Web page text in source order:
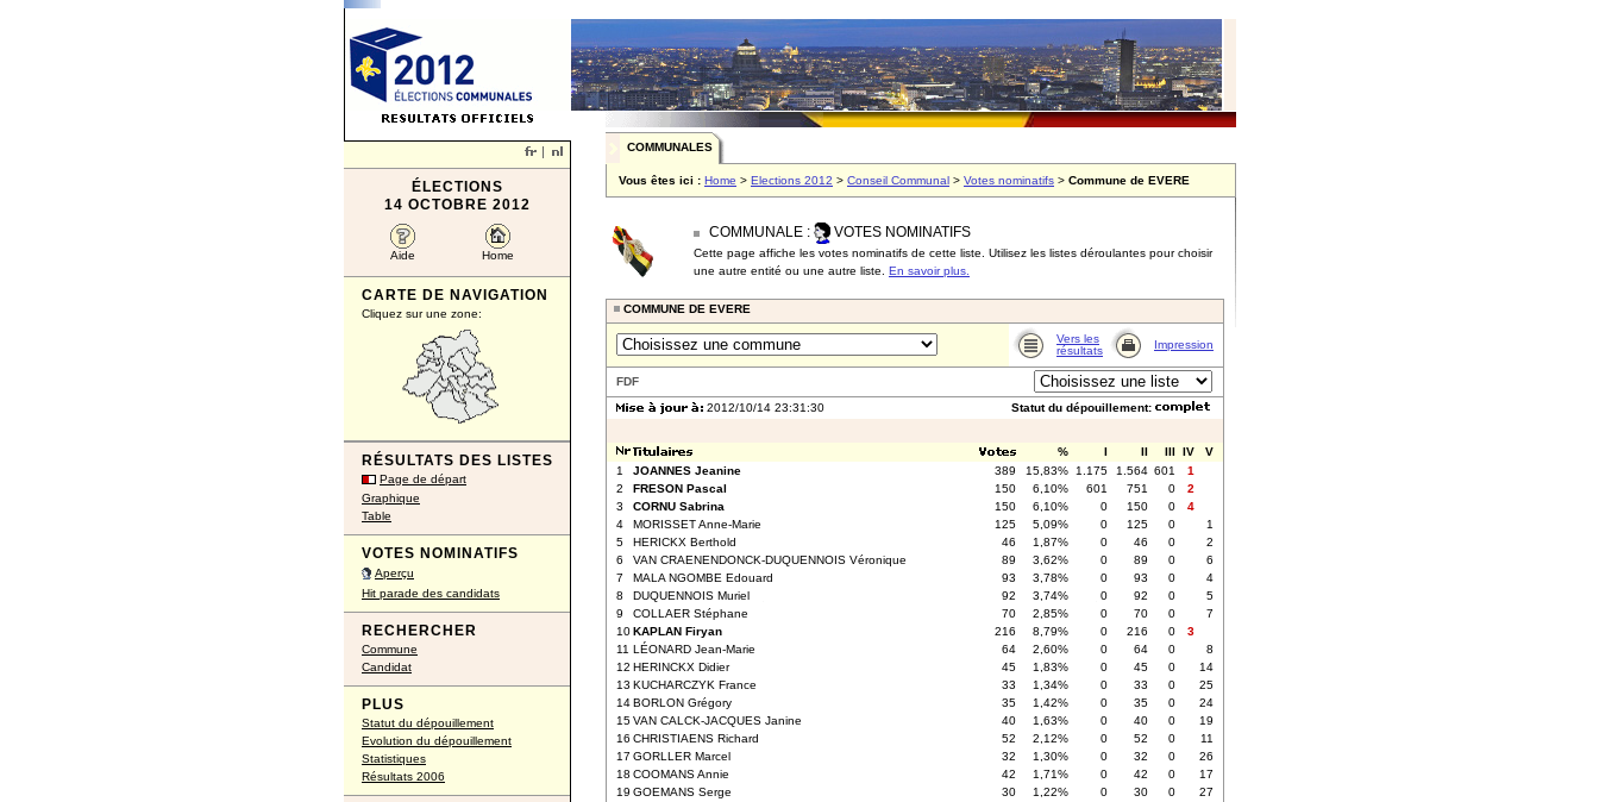
ÉLECTIONS
14 OCTOBRE 2012
Aide Home
CARTE DE NAVIGATION
Cliquez sur une zone:
RÉSULTATS DES LISTES
Page de départ
Graphique
Table
VOTES NOMINATIFS
Aperçu
Hit parade des candidats
RECHERCHER
Commune
Candidat
PLUS
Statut du dépouillement
Evolution du dépouillement
Statistiques
Résultats 2006
COMMUNALES
Vous êtes ici : Home > Elections 2012 > Conseil Communal > Votes nominatifs > Commune de EVERE
COMMUNALE : VOTES NOMINATIFS
Cette page affiche les votes nominatifs de cette liste. Utilisez les listes déroulantes pour choisir
une autre entité ou une autre liste. En savoir plus.
COMMUNE DE EVERE
Vers les
résultats
Impression
FDF
2012/10/14 23:31:30
Statut du dépouillement:
% I II III IV
V
1
JOANNES Jeanine 389 15,83% 1.175 1.564 601
1
2
FRESON Pascal 150 6,10% 601 751 0
2
3
CORNU Sabrina 150 6,10% 0 150 0
4
4
MORISSET Anne-Marie 125 5,09% 0 125 0
1
5
HERICKX Berthold 46 1,87% 0 46 0
2
6
VAN CRAENENDONCK-DUQUENNOIS Véronique 89 3,62% 0 89 0
6
7
MALA NGOMBE Edouard 93 3,78% 0 93 0
4
8
DUQUENNOIS Muriel 92 3,74% 0 92 0
5
9
COLLAER Stéphane 70 2,85% 0 70 0
7
10KAPLAN Firyan 216 8,79% 0 216 0
3
11 LÉONARD Jean-Marie 64 2,60% 0 64 0
8
12 HERINCKX Didier 45 1,83% 0 45 0
14
13 KUCHARCZYK France 33 1,34% 0 33 0
25
14BORLON Grégory 35 1,42% 0 35 0
24
15VAN CALCK-JACQUES Janine 40 1,63% 0 40 0
19
16 CHRISTIAENS Richard 52 2,12% 0 52 0
11
17 GORLLER Marcel 32 1,30% 0 32 0
26
18 COOMANS Annie 42 1,71% 0 42 0
17
19 GOEMANS Serge 30 1,22% 0 30 0
27